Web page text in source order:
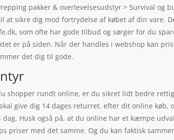
pakker & overlevelsesudstyr > Survival
at sikre dig mod fortrydelse af købet af din vare.
som ofte har gode tilbud og sørger for du
er på siden. Når der handles i webshop kan
det dig til gode.
shopper rundt online, er du sikret lidt bedre
give dig 14 dages returret. efter dit online
Husk også på, at du online har et kæmpe
priser med det samme. Og du kan faktisk